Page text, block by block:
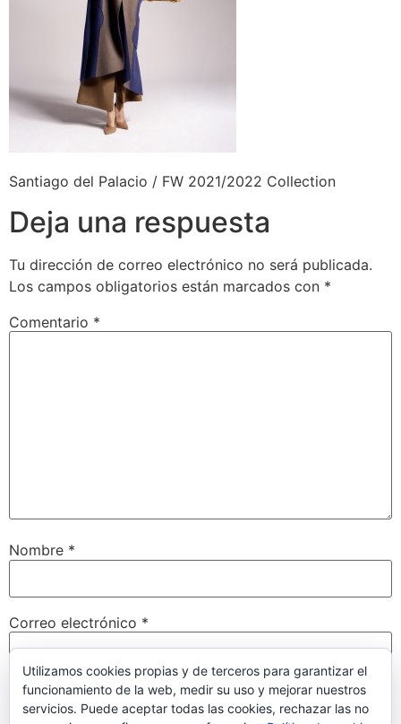
Santiago del Palacio / FW 2021/2022 Collection
Deja una respuesta
Tu dirección de correo electrónico no será publicada.
Los campos obligatorios están marcados con *
Comentario *
Nombre *
Correo electrónico *
Web
Utilizamos cookies propias y de terceros para garantizar el
funcionamiento de la web, medir su uso y mejorar nuestros
servicios. Puede aceptar todas las cookies, rechazar las no